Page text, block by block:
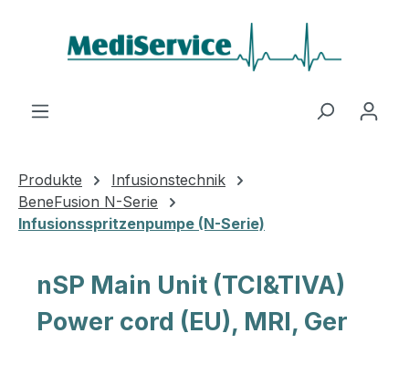
Produkte
Infusionstechnik
BeneFusion N-Serie
Infusionsspritzenpumpe (N-Serie)
nSP Main Unit (TCI&TIVA)
Power cord (EU), MRI, Ger